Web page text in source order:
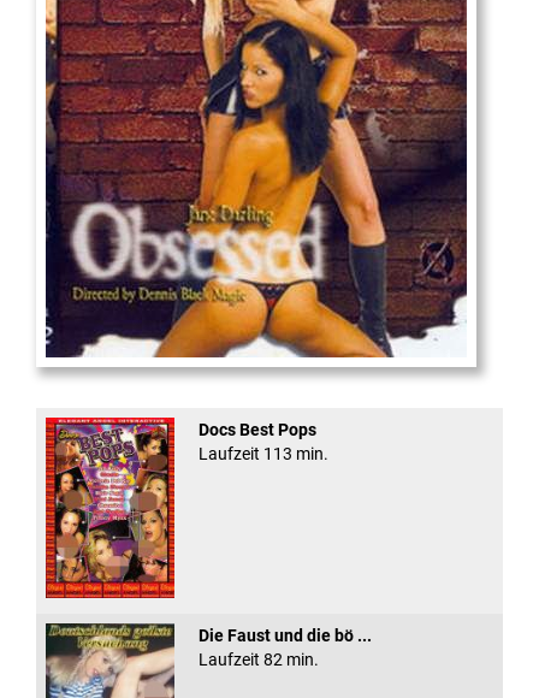
Obsessed
Docs Best Pops
Laufzeit 113 min.
Die Faust und die bö ...
Laufzeit 82 min.